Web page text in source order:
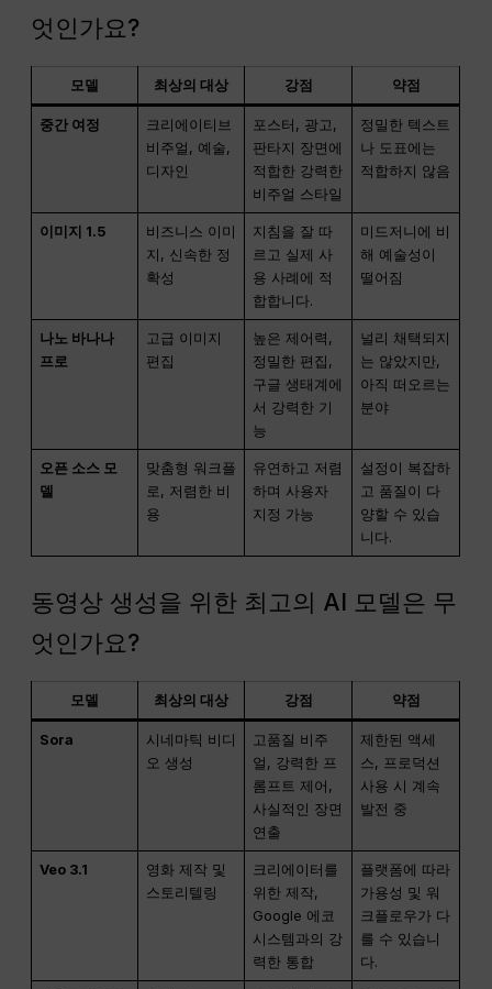
엇인가요?
모델 최상의 대상 강점 약점
중간 여정
크리에이티브
비주얼, 예술,
디자인
포스터, 광고,
판타지 장면에
적합한 강력한
비주얼 스타일
정밀한 텍스트
나 도표에는
적합하지 않음
이미지 1.5
비즈니스 이미
지, 신속한 정
확성
지침을 잘 따
르고 실제 사
용 사례에 적
합합니다.
미드저니에 비
해 예술성이
떨어짐
나노 바나나
프로
고급 이미지
편집
높은 제어력,
정밀한 편집,
구글 생태계에
서 강력한 기
능
널리 채택되지
는 않았지만,
아직 떠오르는
분야
오픈 소스 모
델
맞춤형 워크플
로, 저렴한 비
용
유연하고 저렴
하며 사용자
지정 가능
설정이 복잡하
고 품질이 다
양할 수 있습
니다.
동영상 생성을 위한 최고의 AI 모델은 무
엇인가요?
모델 최상의 대상 강점 약점
Sora
시네마틱 비디
오 생성
고품질 비주
얼, 강력한 프
롬프트 제어,
사실적인 장면
연출
제한된 액세
스, 프로덕션
사용 시 계속
발전 중
Veo 3.1
영화 제작 및
스토리텔링
크리에이터를
위한 제작,
Google 에코
시스템과의 강
력한 통합
플랫폼에 따라
가용성 및 워
크플로우가 다
를 수 있습니
다.